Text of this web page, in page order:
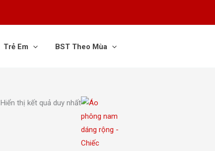
Trẻ Em BST Theo Mùa
Hiển thị kết quả duy nhấtSản
phẩm
này
có